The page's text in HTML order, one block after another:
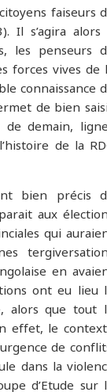
faiseurs
Il s’agira alors
les penseurs
forces vives de
connaissance
de bien
demain,
de la
bien précis
aux
qui
en
ont eu lieu
alors que tout
effet, le
de
dans la
d’Etude sur